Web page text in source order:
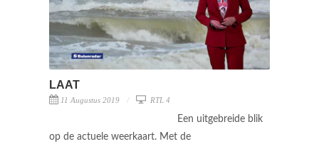
LAAT
11 Augustus 2019 RTL 4
Een uitgebreide blik
op de actuele weerkaart. Met de